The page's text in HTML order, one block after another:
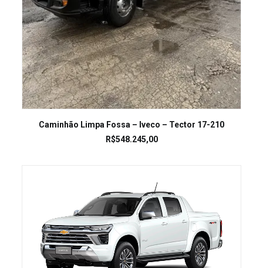
LEIA MAIS
Caminhão Limpa Fossa – Iveco – Tector 17-210
R$548.245,00